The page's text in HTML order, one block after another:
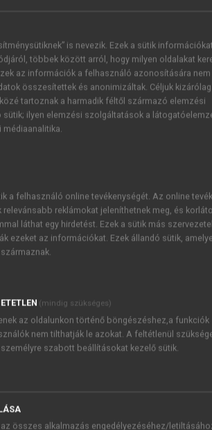
vagy hozz
a
ÚJ FIÓK
1 óra
JELSZÓ
Kérek értesítést a MeRSZ
Kérek értesítést az
is nevezik. Ezek a sütik
többek között arról, hogy milyen oldalakat
az információk a felhasználó azonosítására nem
összesítettek és anonimizáltak. Céljuk
tartoznak a harmadik féltől származó elemzési
ilyen elemzési szolgáltatások a
médiaanalitika.
a felhasználó online tevékenységét. Az online
relevánsabb reklámokat jeleníthetnek meg, és
láthat egy hirdetést. Ezek a sütik más
ezeket az információkat. Ezek állandó sütik,
(mindig szükséges)
az oldalunkon történő böngészéshez,a funkciók
nem tilthatják le azokat. A feltétlenül
szabott beállításokat kezelő sütik.
összes alkalmazás engedélyezéséhez/